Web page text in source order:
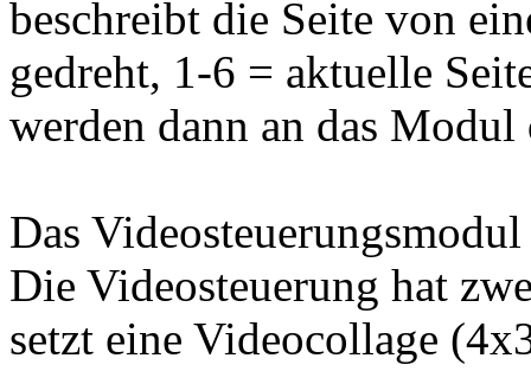
beschreibt die Seite von
gedreht, 1-6 = aktuelle
werden dann an das
Das Videosteuerungsmodul
Die Videosteuerung hat
setzt eine Videocollage